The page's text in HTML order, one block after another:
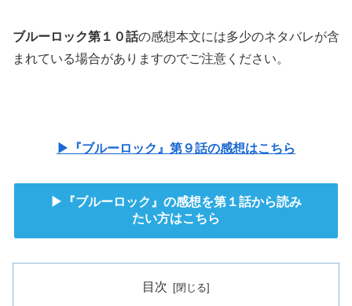
ブルーロック第１０話の感想本文には多少のネタバレが含
まれている場合がありますのでご注意ください。
▶『ブルーロック』第９話の感想はこちら
▶『ブルーロック』の感想を第１話から読み
たい方はこちら
目次